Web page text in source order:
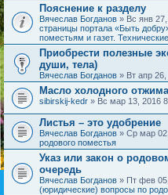
Пояснение к разделу
Вячеслав Богданов » Вс янв
страницы портала «Быть
поместьям и газет.
Приобрести полезные
души, тела)
Вячеслав Богданов » Вт апр
Масло холодного отжима
sibirskij-kedr » Вс мар 13, 2016
Листья – это удобрение
Вячеслав Богданов » Ср мар
родового поместья
Указ или закон о
очередь
Вячеслав Богданов » Пт фев
(юридические) вопросы по